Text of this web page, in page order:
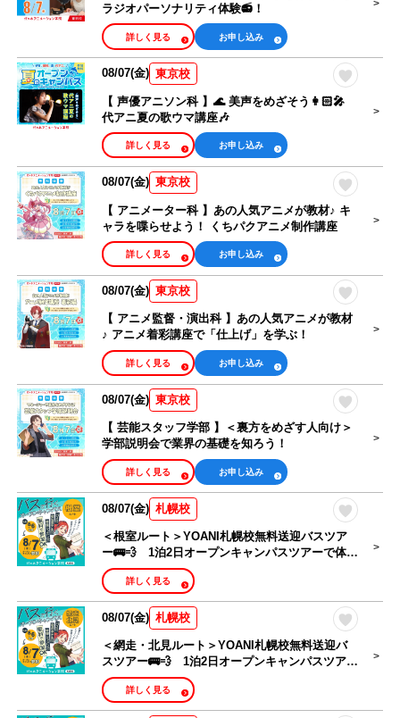
ラジオパーソナリティ体験📻！
お申し込み
詳しく見る
08/07(金) 東京校
【 声優アニソン科 】🌊 美声をめざそう👩🏻‍🎤
代アニ夏の歌ウマ講座🎶
お申し込み
詳しく見る
08/07(金) 東京校
【 アニメーター科 】あの人気アニメが教材♪ キ
ャラを喋らせよう！ くちパクアニメ制作講座
お申し込み
詳しく見る
08/07(金) 東京校
【 アニメ監督・演出科 】あの人気アニメが教材
♪ アニメ着彩講座で「仕上げ」を学ぶ！
お申し込み
詳しく見る
08/07(金) 東京校
【 芸能スタッフ学部 】＜裏方をめざす人向け＞
学部説明会で業界の基礎を知ろう！
お申し込み
詳しく見る
08/07(金) 札幌校
＜根室ルート＞YOANI札幌校無料送迎バスツア
ー🚌💨 1泊2日オープンキャンパスツアーで体験
授業を楽しもう！
詳しく見る
08/07(金) 札幌校
＜網走・北見ルート＞YOANI札幌校無料送迎バ
スツアー🚌💨 1泊2日オープンキャンパスツアー
で体験授業を楽しもう！
詳しく見る